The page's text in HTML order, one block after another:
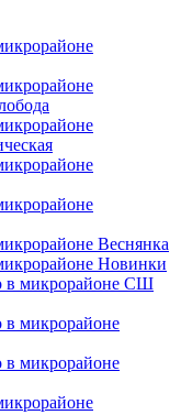
Веснянка
Новинки
в микрорайоне СШ
в микрорайоне
в микрорайоне